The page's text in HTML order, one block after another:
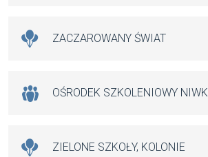
ZACZAROWANY ŚWIAT
OŚRODEK SZKOLENIOWY NIWKI
ZIELONE SZKOŁY, KOLONIE